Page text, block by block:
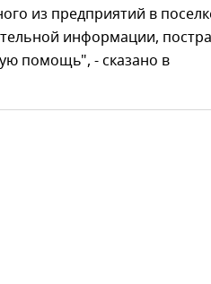
из предприятий в
информации,
помощь", - сказано в